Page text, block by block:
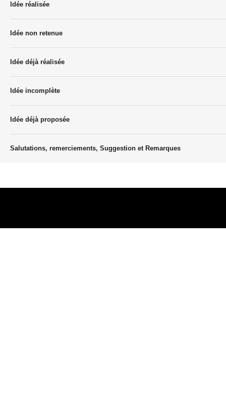
Idée réalisée
Idée non retenue
Idée déjà réalisée
Idée incomplète
Idée déjà proposée
Salutations, remerciements, Suggestion et Remarques